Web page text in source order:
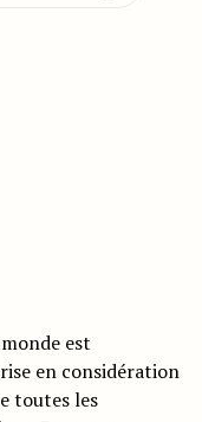
est
en considération
toutes les